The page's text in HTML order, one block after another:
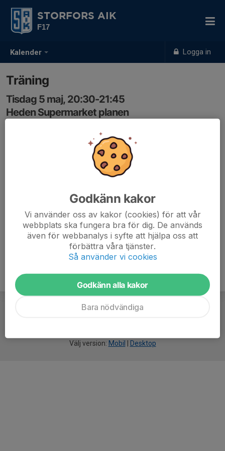
Kalender Logga in
STORFORS AIK
F17
Träning
Tisdag 5 maj, 20:30-21:45
Heden Supermarket planen
Samling: 20:20, Omklädningsrummet
Välj version: Mobil Desktop
Godkänn kakor
Vi använder oss av kakor (cookies) för att vår
webbplats ska fungera bra för dig. De används
även för webbanalys i syfte att hjälpa oss att
förbättra våra tjänster.
Så använder vi cookies
Godkänn alla kakor
Bara nödvändiga